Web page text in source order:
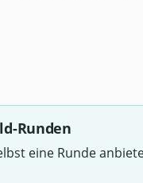
Runden
eine Runde